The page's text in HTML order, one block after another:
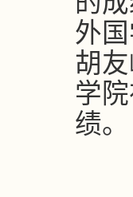
外
胡
学
绩。